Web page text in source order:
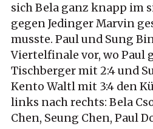
sich Bela ganz knapp im
gegen Jedinger Marvin
musste. Paul und Sung
Viertelfinale vor, wo Paul
Tischberger mit 2:4 und
Kento Waltl mit 3:4 den
links nach rechts: Bela
Chen, Seung Chen, Paul